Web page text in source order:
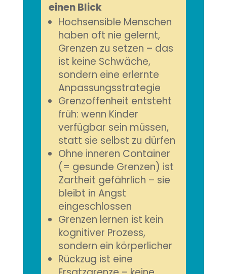
einen Blick
Hochsensible Menschen
haben oft nie gelernt,
Grenzen zu setzen – das
ist keine Schwäche,
sondern eine erlernte
Anpassungsstrategie
Grenzoffenheit entsteht
früh: wenn Kinder
verfügbar sein müssen,
statt sie selbst zu dürfen
Ohne inneren Container
(= gesunde Grenzen) ist
Zartheit gefährlich – sie
bleibt in Angst
eingeschlossen
Grenzen lernen ist kein
kognitiver Prozess,
sondern ein körperlicher
Rückzug ist eine